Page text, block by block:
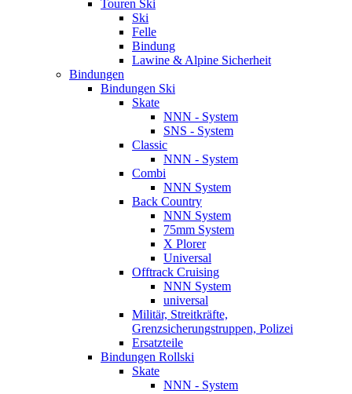
Touren Ski
Ski
Felle
Bindung
Lawine & Alpine Sicherheit
Bindungen
Bindungen Ski
Skate
NNN - System
SNS - System
Classic
NNN - System
Combi
NNN System
Back Country
NNN System
75mm System
X Plorer
Universal
Offtrack Cruising
NNN System
universal
Militär, Streitkräfte,
Grenzsicherungstruppen, Polizei
Ersatzteile
Bindungen Rollski
Skate
NNN - System